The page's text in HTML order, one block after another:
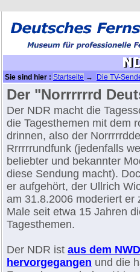
Sie sind hier : Startseite → Die TV-
Der "Norrrrrrd
Der NDR macht die
die Tagesthemen mit dem
drinnen, also der
Rrrrrrundfunk (jedenfalls
beliebter und bekannter
diese Sendung macht).
er aufgehört, der Ullrich
am 31.8.2006 moderiert er
Male seit etwa 15 Jahren
Tagesthemen.
Der NDR ist aus dem
hervorgegangen und die